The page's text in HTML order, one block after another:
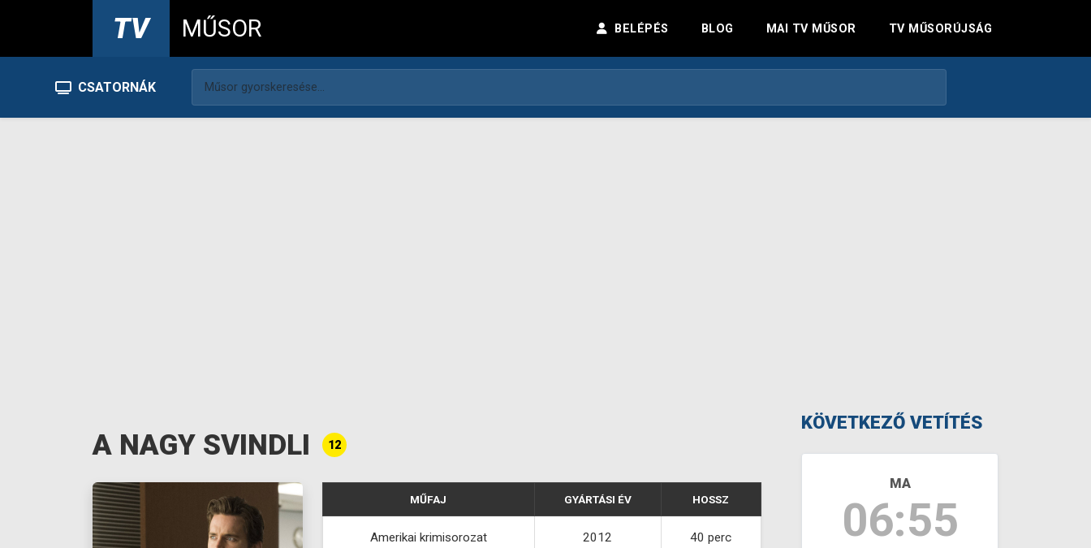
TV MŰSOR BELÉPÉS BLOG MAI TV MŰSOR TV MŰSORÚJSÁG
CSATORNÁK
A NAGY SVINDLI 12
MŰFAJ GYÁRTÁSI ÉV HOSSZ
Amerikai krimisorozat 2012 40 perc
KÖVETKEZŐ VETÍTÉS
MA
06:55